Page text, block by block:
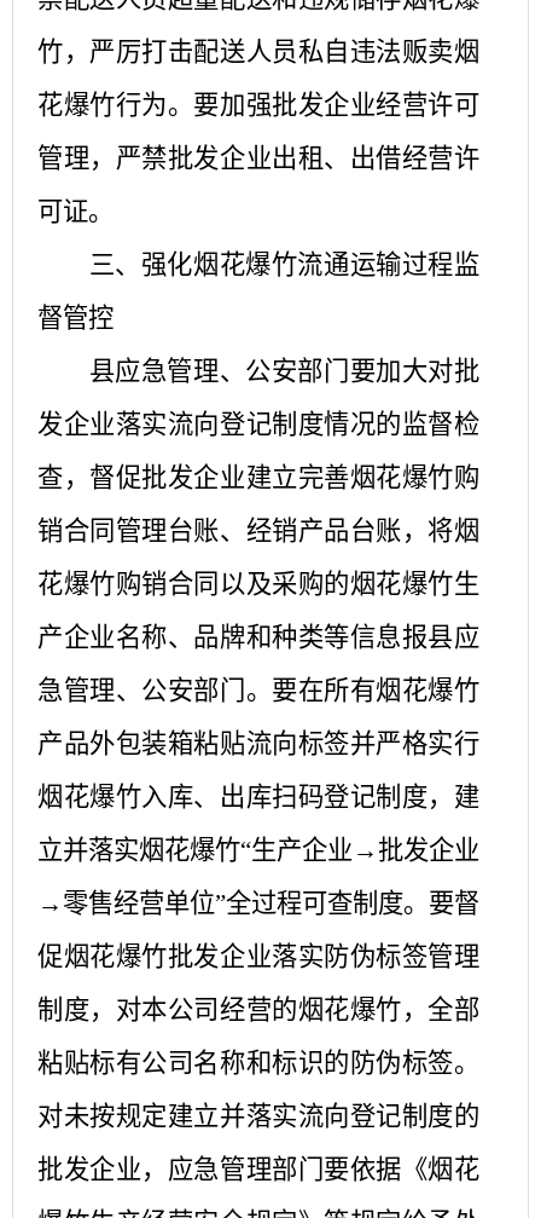
竹，严厉打击配送人员私自违法贩卖烟
花爆竹行为。要加强批发企业经营许可
管理，严禁批发企业出租、出借经营许
可证。
三、强化烟花爆竹流通运输过程监
督管控
县应急管理、公安部门要加大对批
发企业落实流向登记制度情况的监督检
查，督促批发企业建立完善烟花爆竹购
销合同管理台账、经销产品台账，将烟
花爆竹购销合同以及采购的烟花爆竹生
产企业名称、品牌和种类等信息报县应
急管理、公安部门。要在所有烟花爆竹
产品外包装箱粘贴流向标签并严格实行
烟花爆竹入库、出库扫码登记制度，建
立并落实烟花爆竹“生产企业→批发企业
→零售经营单位”全过程可查制度。要督
促烟花爆竹批发企业落实防伪标签管理
制度，对本公司经营的烟花爆竹，全部
粘贴标有公司名称和标识的防伪标签。
对未按规定建立并落实流向登记制度的
批发企业，应急管理部门要依据《烟花